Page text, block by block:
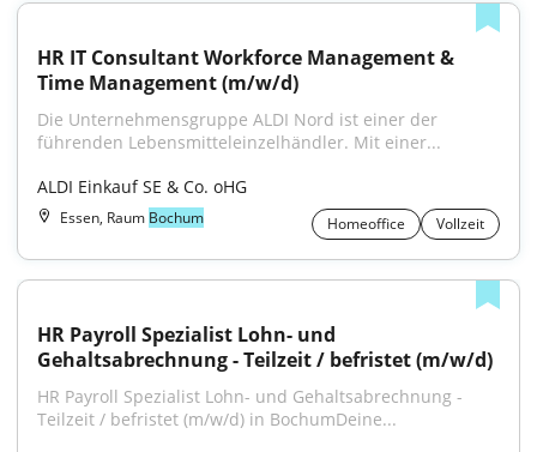
HR IT Consultant Workforce Management &
Time Management (m/w/d)
Die Unternehmensgruppe ALDI Nord ist einer der
führenden Lebensmitteleinzelhändler. Mit einer...
ALDI Einkauf SE & Co. oHG
Essen, Raum Bochum Homeoffice Vollzeit
HR Payroll Spezialist Lohn- und
Gehaltsabrechnung - Teilzeit / befristet (m/w/d)
HR Payroll Spezialist Lohn- und Gehaltsabrechnung -
Teilzeit / befristet (m/w/d) in BochumDeine...